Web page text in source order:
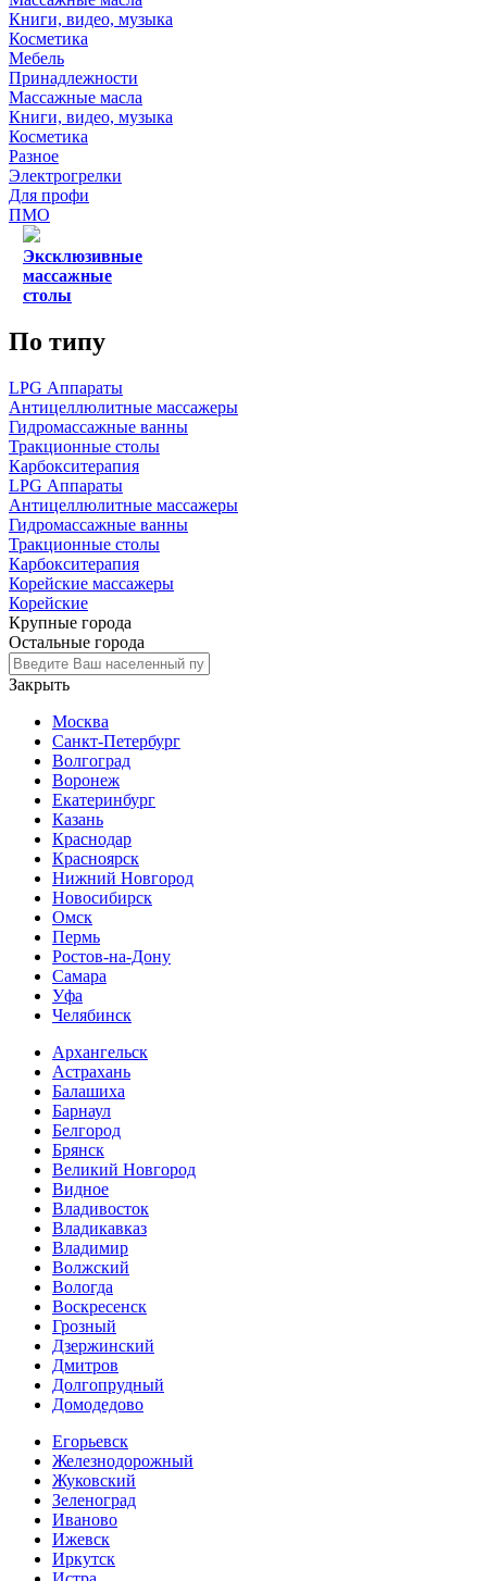
Книги, видео, музыка
Косметика
Мебель
Принадлежности
Массажные масла
Книги, видео, музыка
Косметика
Разное
Электрогрелки
Для профи
ПМО
Эксклюзивные
массажные
столы
По типу
LPG Аппараты
Антицеллюлитные массажеры
Гидромассажные ванны
Тракционные столы
Карбокситерапия
LPG Аппараты
Антицеллюлитные массажеры
Гидромассажные ванны
Тракционные столы
Карбокситерапия
Корейские массажеры
Корейские
Крупные города
Остальные города
Закрыть
Москва
Санкт-Петербург
Волгоград
Воронеж
Екатеринбург
Казань
Краснодар
Красноярск
Нижний Новгород
Новосибирск
Омск
Пермь
Ростов-на-Дону
Самара
Уфа
Челябинск
Архангельск
Астрахань
Балашиха
Барнаул
Белгород
Брянск
Великий Новгород
Видное
Владивосток
Владикавказ
Владимир
Волжский
Вологда
Воскресенск
Грозный
Дзержинский
Дмитров
Долгопрудный
Домодедово
Егорьевск
Железнодорожный
Жуковский
Зеленоград
Иваново
Ижевск
Иркутск